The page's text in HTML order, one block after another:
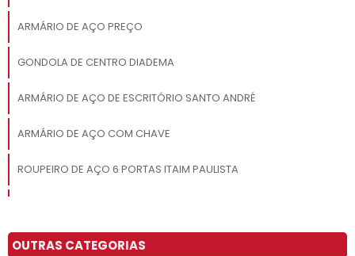
ARMÁRIO DE AÇO PREÇO
GONDOLA DE CENTRO DIADEMA
ARMÁRIO DE AÇO DE ESCRITÓRIO SANTO ANDRÉ
ARMÁRIO DE AÇO COM CHAVE
ROUPEIRO DE AÇO 6 PORTAS ITAIM PAULISTA
VENDA DE ESTANTE DE AÇO SÃO JOSÉ DOS CAMPOS
OUTRAS CATEGORIAS